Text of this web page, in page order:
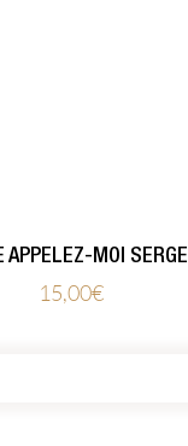
APPELEZ-MOI SERGE
15,00€